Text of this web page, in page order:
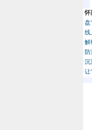
怀
盘
线
解
防
沉
让